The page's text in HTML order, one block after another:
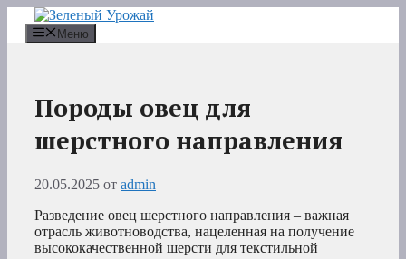
Перейти
содержимому
Меню
Породы овец для
шерстного направления
20.05.2025 от admin
Разведение овец шерстного направления – важная
отрасль животноводства, нацеленная на получение
высококачественной шерсти для текстильной